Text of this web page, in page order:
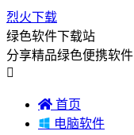
烈火下载
绿色软件下载站
分享精品绿色便携软件

 首页
 电脑软件